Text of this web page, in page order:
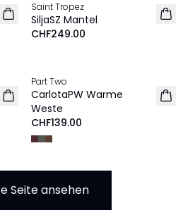
NEU
Saint Tropez
SiljaSZ Mantel
CHF249.00
NEU
Part Two
CarlotaPW Warme
Weste
CHF139.00
Seite ansehen